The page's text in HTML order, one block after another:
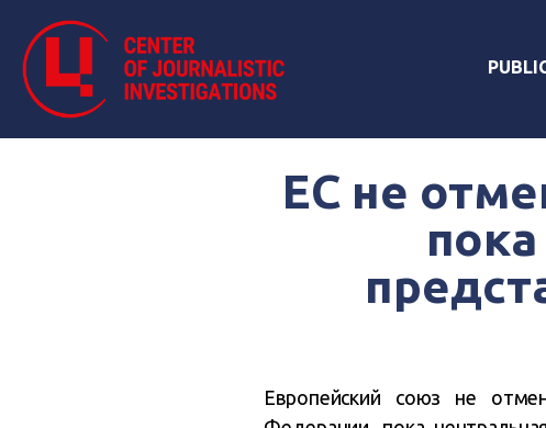
ЕС не
Европейский союз не